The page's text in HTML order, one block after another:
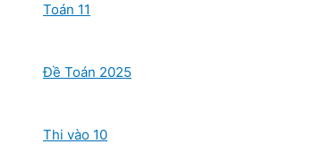
Toán 11
Đề Toán 2025
Thi vào 10